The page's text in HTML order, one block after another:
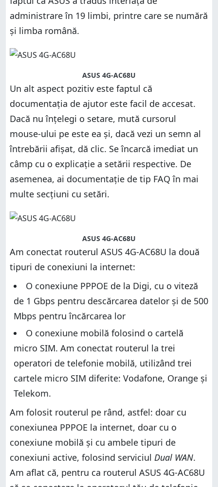
administrare în 19 limbi, printre care se numără
și limba română.
ASUS 4G-AC68U
Un alt aspect pozitiv este faptul că
documentația de ajutor este facil de accesat.
Dacă nu înțelegi o setare, mută cursorul
mouse-ului pe este ea și, dacă vezi un semn al
întrebării afișat, dă clic. Se încarcă imediat un
câmp cu o explicație a setării respective. De
asemenea, ai documentație de tip FAQ în mai
multe secțiuni cu setări.
ASUS 4G-AC68U
Am conectat routerul ASUS 4G-AC68U la două
tipuri de conexiuni la internet:
O conexiune PPPOE de la Digi, cu o viteză
de 1 Gbps pentru descărcarea datelor și de 500
Mbps pentru încărcarea lor
O conexiune mobilă folosind o cartelă
micro SIM. Am conectat routerul la trei
operatori de telefonie mobilă, utilizând trei
cartele micro SIM diferite: Vodafone, Orange și
Telekom.
Am folosit routerul pe rând, astfel: doar cu
conexiunea PPPOE la internet, doar cu o
conexiune mobilă și cu ambele tipuri de
conexiuni active, folosind serviciul Dual WAN.
Am aflat că, pentru ca routerul ASUS 4G-AC68U